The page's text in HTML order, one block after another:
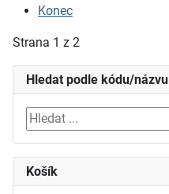
Hledat podle kódu/názvu
Košík
Konec
Strana 1 z 2